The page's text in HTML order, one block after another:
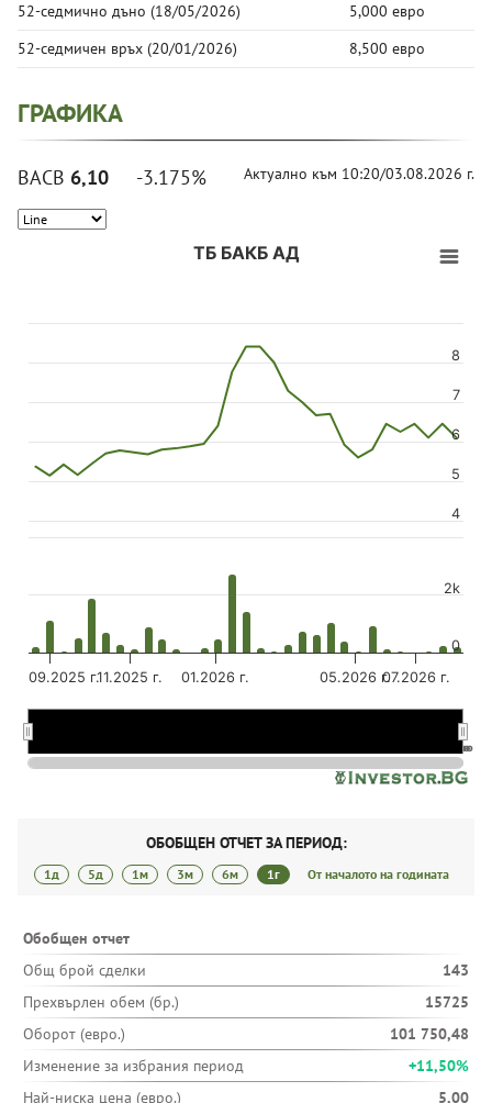
52-седмично дъно (18/05/2026)
5,000 евро
52-седмичен връх (20/01/2026) 8,500 евро
ГРАФИКА
BACB 6,10 -3.175% Актуално към 10:20/03.08.2026 г.
ТБ БАКБ АД
09.2025 г.11.2025 г. 01.2026 г. 05.2026 г.07.2026 г.
…
…
4
5
6
7
8
0
2k
ОБОБЩЕН ОТЧЕТ ЗА ПЕРИОД:
1д 5д 1м 3м 6м 1г От началото на годината
Обобщен отчет
Общ брой сделки
143
Прехвърлен обем (бр.)
15725
Оборот (евро.)
101 750,48
Изменение за избрания период
+11,50%
Най-ниска цена (евро.)
5,00